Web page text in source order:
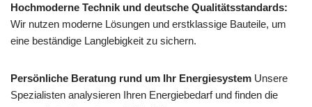
Hochmoderne Technik und deutsche Qualitätsstandards:
Wir nutzen moderne Lösungen und erstklassige Bauteile, um
eine beständige Langlebigkeit zu sichern.
Persönliche Beratung rund um Ihr Energiesystem Unsere
Spezialisten analysieren Ihren Energiebedarf und finden die